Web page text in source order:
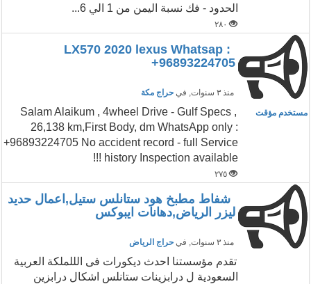
الحدود - فك نسبة اليمن من 1 الي 6...
٢٨٠
LX570 2020 lexus Whatsap :
+96893224705
منذ ٣ سنوات , في حراج مكة
مستخدم مؤقت
Salam Alaikum , 4wheel Drive - Gulf Specs ,
26,138 km,First Body, dm WhatsApp only :
+96893224705 No accident record - full Service
history Inspection available !!!
٢٧٥
شفاط مطبخ هود ستانلس ستيل,اعمال حديد
ليزر الرياض,دهانات ايبوكس
منذ ٣ سنوات , في حراج الرياض
تقدم مؤسستنا احدث ديكورات فى الللملكة العربية
السعودية ل درابزينات ستانلس اشكال درابزين